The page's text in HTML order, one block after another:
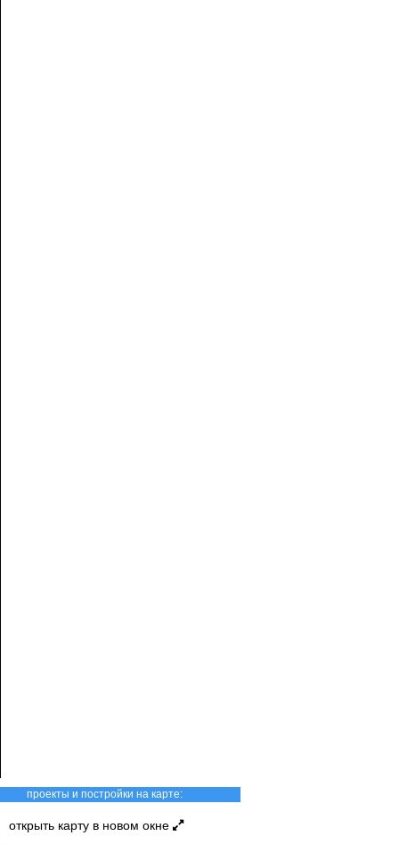
проекты и постройки на карте:
открыть карту в новом окне